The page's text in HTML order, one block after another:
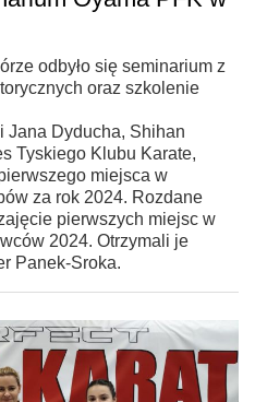
odbyło się seminarium z
oraz szkolenie
Jana Dyducha, Shihan
Tyskiego Klubu Karate,
miejsca w
za rok 2024. Rozdane
pierwszych miejsc w
2024. Otrzymali je
Panek-Sroka.